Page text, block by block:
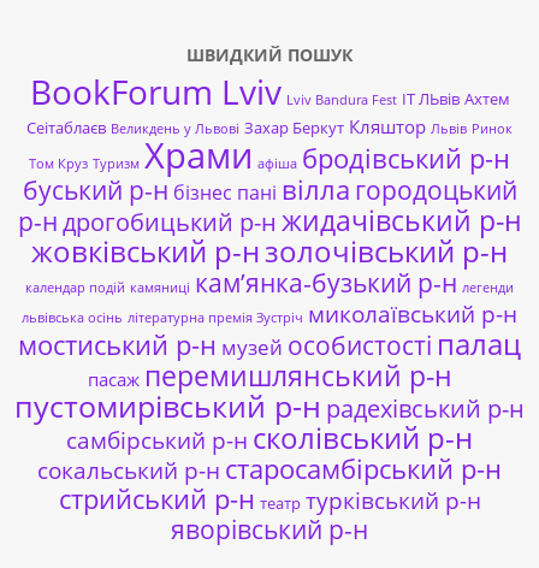
ШВИДКИЙ ПОШУК
BookForum Lviv Lviv Bandura Fest ІТ ЛЬвів Ахтем
Сеітаблаєв Великдень у Львові Захар Беркут Кляштор Львів Ринок
Том Круз Туризм Храми афіша бродівський р-н
буський р-н бізнес пані вілла городоцький
р-ндрогобицький р-н жидачівський р-н
жовківський р-нзолочівський р-н
календар подій камяниці кам’янка-бузький р-н легенди
львівська осінь літературна премія Зустріч миколаївський р-н
мостиський р-н музей особистості палац
пасаж перемишлянський р-н
пустомирівський р-н радехівський р-н
самбірський р-н сколівський р-н
сокальський р-н старосамбірський р-н
стрийський р-н театр турківський р-н
яворівський р-н